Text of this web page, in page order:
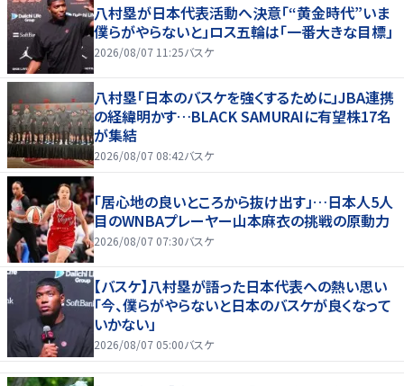
八村塁が日本代表活動へ決意「“黄金時代”いま
僕らがやらないと」ロス五輪は「一番大きな目標」
2026/08/07 11:25バスケ
八村塁「日本のバスケを強くするために」JBA連携
の経緯明かす…BLACK SAMURAIに有望株17名
が集結
2026/08/07 08:42バスケ
「居心地の良いところから抜け出す」…日本人5人
目のWNBAプレーヤー山本麻衣の挑戦の原動力
2026/08/07 07:30バスケ
【バスケ】八村塁が語った日本代表への熱い思い
「今、僕らがやらないと日本のバスケが良くなって
いかない」
2026/08/07 05:00バスケ